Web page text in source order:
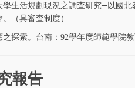
生活規劃現況之調查研究─以國北
（具審查制度）
探索。台南：92學年度師範學院教
報告